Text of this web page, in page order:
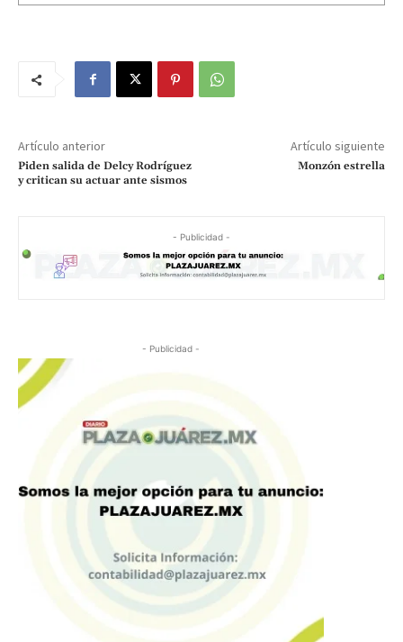
Artículo anterior
Piden salida de Delcy Rodríguez
y critican su actuar ante sismos
Artículo siguiente
Monzón estrella
- Publicidad -
- Publicidad -